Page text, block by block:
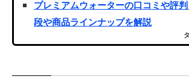
プレミアムウォーターの口コミや評
段や商品ラインナップを解説